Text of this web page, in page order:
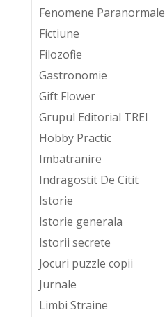
Fenomene Paranormale
Fictiune
Filozofie
Gastronomie
Gift Flower
Grupul Editorial TREI
Hobby Practic
Imbatranire
Indragostit De Citit
Istorie
Istorie generala
Istorii secrete
Jocuri puzzle copii
Jurnale
Limbi Straine